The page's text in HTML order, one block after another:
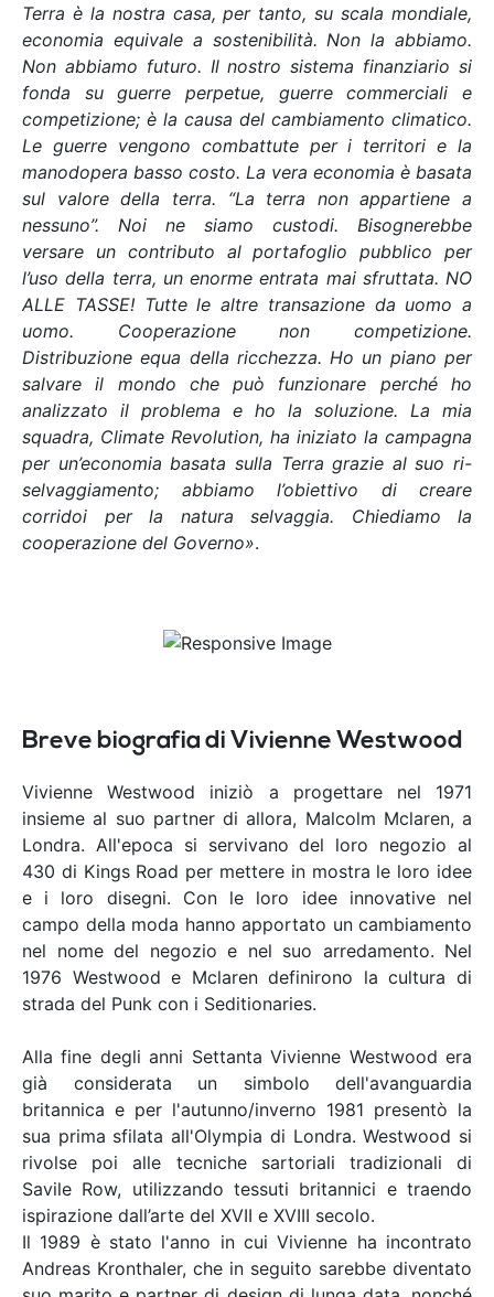
Terra è la nostra casa, per tanto, su scala mondiale,
economia equivale a sostenibilità. Non la abbiamo.
Non abbiamo futuro. Il nostro sistema finanziario si
fonda su guerre perpetue, guerre commerciali e
competizione; è la causa del cambiamento climatico.
Le guerre vengono combattute per i territori e la
manodopera basso costo. La vera economia è basata
sul valore della terra. “La terra non appartiene a
nessuno”. Noi ne siamo custodi. Bisognerebbe
versare un contributo al portafoglio pubblico per
l’uso della terra, un enorme entrata mai sfruttata. NO
ALLE TASSE! Tutte le altre transazione da uomo a
uomo. Cooperazione non competizione.
Distribuzione equa della ricchezza. Ho un piano per
salvare il mondo che può funzionare perché ho
analizzato il problema e ho la soluzione. La mia
squadra, Climate Revolution, ha iniziato la campagna
per un’economia basata sulla Terra grazie al suo ri-
selvaggiamento; abbiamo l’obiettivo di creare
corridoi per la natura selvaggia. Chiediamo la
cooperazione del Governo».
Breve biografia di Vivienne Westwood
Vivienne Westwood iniziò a progettare nel 1971
insieme al suo partner di allora, Malcolm Mclaren, a
Londra. All'epoca si servivano del loro negozio al
430 di Kings Road per mettere in mostra le loro idee
e i loro disegni. Con le loro idee innovative nel
campo della moda hanno apportato un cambiamento
nel nome del negozio e nel suo arredamento. Nel
1976 Westwood e Mclaren definirono la cultura di
strada del Punk con i Seditionaries.
Alla fine degli anni Settanta Vivienne Westwood era
già considerata un simbolo dell'avanguardia
britannica e per l'autunno/inverno 1981 presentò la
sua prima sfilata all'Olympia di Londra. Westwood si
rivolse poi alle tecniche sartoriali tradizionali di
Savile Row, utilizzando tessuti britannici e traendo
ispirazione dall’arte del XVII e XVIII secolo.
Il 1989 è stato l'anno in cui Vivienne ha incontrato
Andreas Kronthaler, che in seguito sarebbe diventato